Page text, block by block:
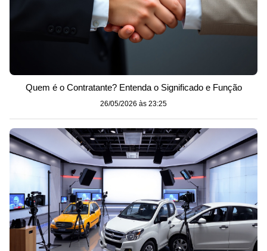
Quem é o Contratante? Entenda o Significado e Função
26/05/2026 às 23:25